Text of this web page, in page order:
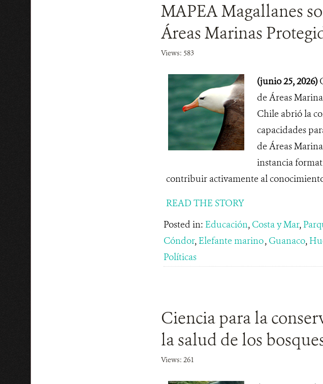
MAPEA Magallanes
Áreas Marinas
Views: 583
(junio 25, 2026)
de Áreas
Chile abrió la
capacidades
de Áreas
instancia
contribuir activamente al
READ THE STORY
Posted in: Educación, Costa y Mar,
Cóndor, Elefante marino, Guanaco,
Políticas
Ciencia para la
la salud de los
Views: 261